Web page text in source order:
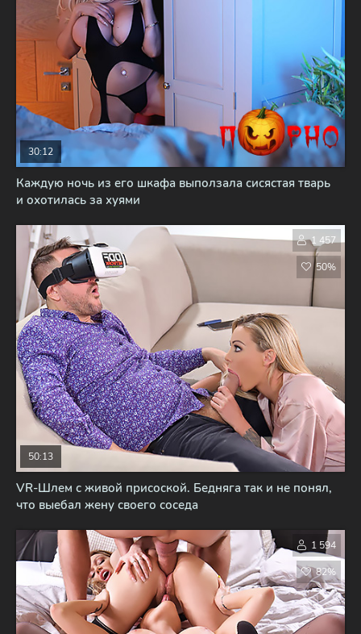
Каждую ночь из его шкафа выползала сисястая тварь
и охотилась за хуями
30:12
VR-Шлем с живой присоской. Бедняга так и не понял,
что выебал жену своего соседа
50:13
1 457
50%
1 594
82%